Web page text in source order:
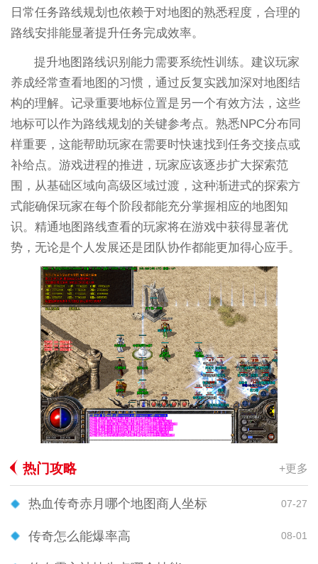
日常任务路线规划也依赖于对地图的熟悉程度，合理的
路线安排能显著提升任务完成效率。
提升地图路线识别能力需要系统性训练。建议玩家
养成经常查看地图的习惯，通过反复实践加深对地图结
构的理解。记录重要地标位置是另一个有效方法，这些
地标可以作为路线规划的关键参考点。熟悉NPC分布同
样重要，这能帮助玩家在需要时快速找到任务交接点或
补给点。游戏进程的推进，玩家应该逐步扩大探索范
围，从基础区域向高级区域过渡，这种渐进式的探索方
式能确保玩家在每个阶段都能充分掌握相应的地图知
识。精通地图路线查看的玩家将在游戏中获得显著优
势，无论是个人发展还是团队协作都能更加得心应手。
热门攻略 +更多
热血传奇赤月哪个地图商人坐标 07-27
传奇怎么能爆率高 08-01